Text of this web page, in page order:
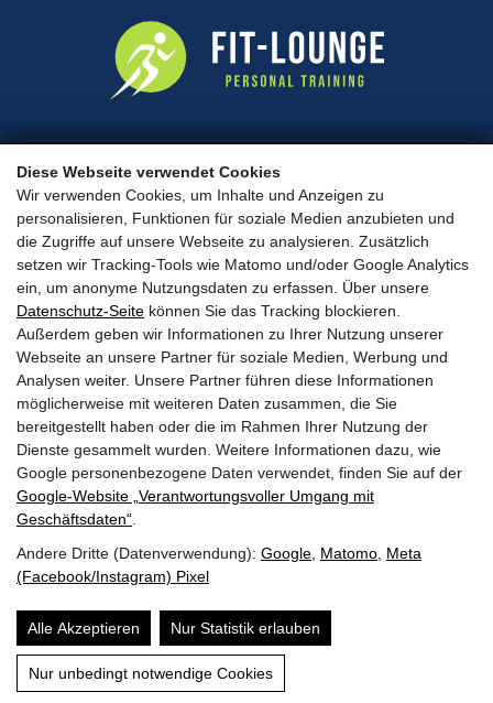
Diese Webseite verwendet Cookies
Wir verwenden Cookies, um Inhalte und Anzeigen zu
personalisieren, Funktionen für soziale Medien anzubieten und
die Zugriffe auf unsere Webseite zu analysieren. Zusätzlich
setzen wir Tracking-Tools wie Matomo und/oder Google Analytics
ein, um anonyme Nutzungsdaten zu erfassen. Über unsere
Datenschutz-Seite können Sie das Tracking blockieren.
Außerdem geben wir Informationen zu Ihrer Nutzung unserer
Webseite an unsere Partner für soziale Medien, Werbung und
Analysen weiter. Unsere Partner führen diese Informationen
möglicherweise mit weiteren Daten zusammen, die Sie
bereitgestellt haben oder die im Rahmen Ihrer Nutzung der
Dienste gesammelt wurden. Weitere Informationen dazu, wie
Google personenbezogene Daten verwendet, finden Sie auf der
Google‑Website „Verantwortungsvoller Umgang mit
Geschäftsdaten“
Andere Dritte (Datenverwendung): Google Matomo Meta
(Facebook/Instagram) Pixel
Alle Akzeptieren Nur Statistik erlauben
Nur unbedingt notwendige Cookies
Waagstraße 16, 5671 Bruck an der Großglocknerstraße
kontakt@fit-lounge.at
+43 6545 202 93
Kontaktieren Sie uns
E-Mail senden
Termin vereinbaren
Datenschutz
Impressum
Website by